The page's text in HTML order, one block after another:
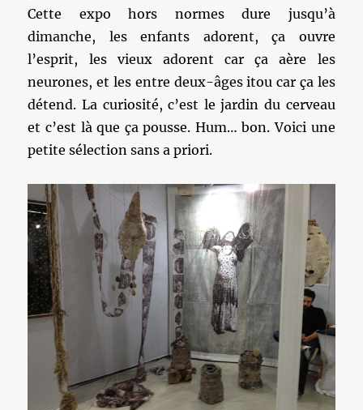
Cette expo hors normes dure jusqu’à
dimanche, les enfants adorent, ça ouvre
l’esprit, les vieux adorent car ça aère les
neurones, et les entre deux-âges itou car ça les
détend. La curiosité, c’est le jardin du cerveau
et c’est là que ça pousse. Hum… bon. Voici une
petite sélection sans a priori.